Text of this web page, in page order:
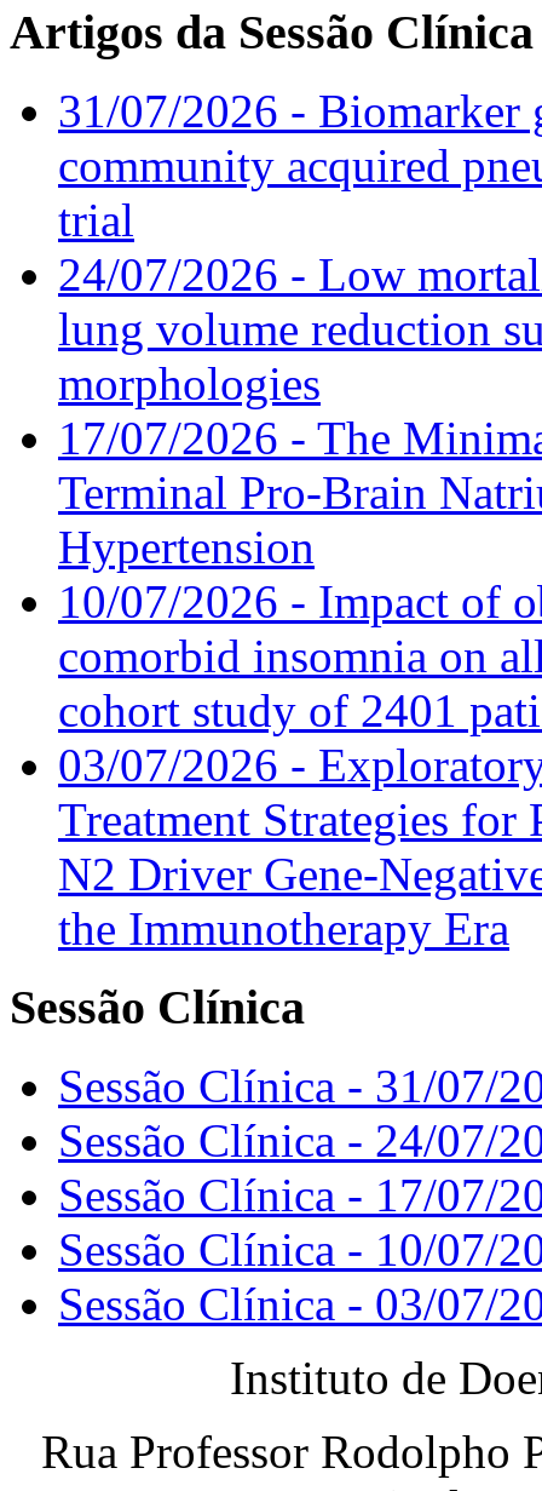
Artigos da Sessão Clínica
31/07/2026 - Biomarker
community acquired
trial
24/07/2026 - Low
lung volume reduction
morphologies
17/07/2026 - The
Terminal Pro-Brain
Hypertension
10/07/2026 - Impact of
comorbid insomnia on
cohort study of 2401
03/07/2026 -
Treatment Strategies for
N2 Driver Gene-
the Immunotherapy Era
Sessão Clínica
Sessão Clínica - 31/07/
Sessão Clínica - 24/07/
Sessão Clínica - 17/07/
Sessão Clínica - 10/07/
Sessão Clínica - 03/07/
Instituto de
Rua Professor Rodolpho